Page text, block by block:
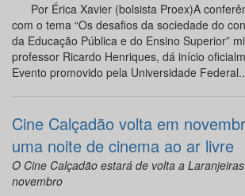
Por Érica Xavier (bolsista Proex)A
com o tema “Os desafios da sociedade do
da Educação Pública e do Ensino Superior”
professor Ricardo Henriques, dá início
Evento promovido pela Universidade
Cine Calçadão volta em
uma noite de cinema ao ar livre
O Cine Calçadão estará de volta a
novembro